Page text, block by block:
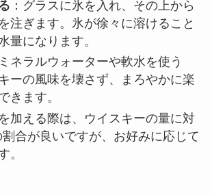
：グラスに氷を入れ、その上から
注ぎます。氷が徐々に溶けること
量になります。
ネラルウォーターや軟水を使う
ーの風味を壊さず、まろやかに楽
きます。
加える際は、ウイスキーの量に対
割合が良いですが、お好みに応じて
。